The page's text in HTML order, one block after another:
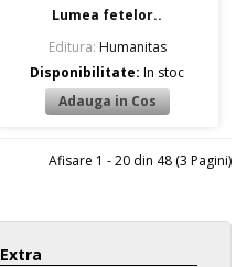
Lumea fetelor..
Editura: Humanitas
Disponibilitate:In stoc
Afisare 1 - 20 din 48 (3 Pagini)
Extra